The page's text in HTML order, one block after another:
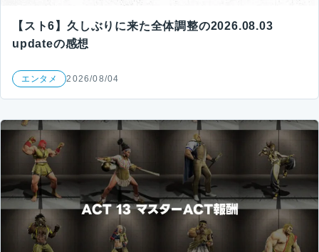
【スト6】久しぶりに来た全体調整の2026.08.03
updateの感想
エンタメ 2026/08/04